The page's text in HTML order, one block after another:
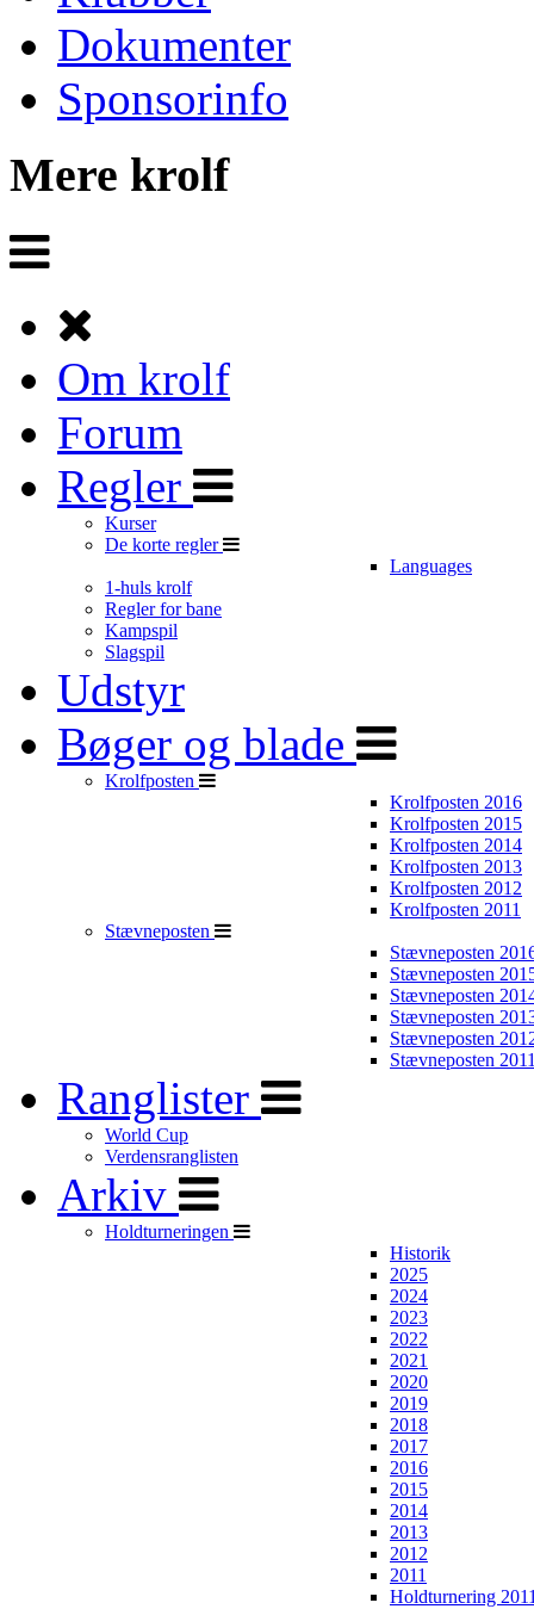
Dokumenter
Sponsorinfo
Mere krolf
Om krolf
Forum
Regler
Kurser
De korte regler
Languages
1-huls krolf
Regler for bane
Kampspil
Slagspil
Udstyr
Bøger og blade
Krolfposten
Krolfposten 2016
Krolfposten 2015
Krolfposten 2014
Krolfposten 2013
Krolfposten 2012
Krolfposten 2011
Stævneposten
Stævneposten
Stævneposten
Stævneposten
Stævneposten
Stævneposten
Stævneposten
Ranglister
World Cup
Verdensranglisten
Arkiv
Holdturneringen
Historik
2025
2024
2023
2022
2021
2020
2019
2018
2017
2016
2015
2014
2013
2012
2011
Holdturnering